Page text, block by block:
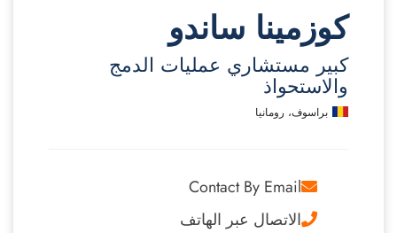
كوزمينا ساندو
كبير مستشاري عمليات الدمج
والاستحواذ
براسوف، رومانيا
Contact By Email
الاتصال عبر الهاتف